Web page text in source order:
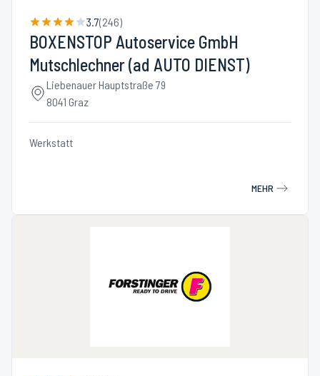
3.7(246)
BOXENSTOP Autoservice GmbH
Mutschlechner (ad AUTO DIENST)
Liebenauer Hauptstraße 79
8041 Graz
Werkstatt
MEHR